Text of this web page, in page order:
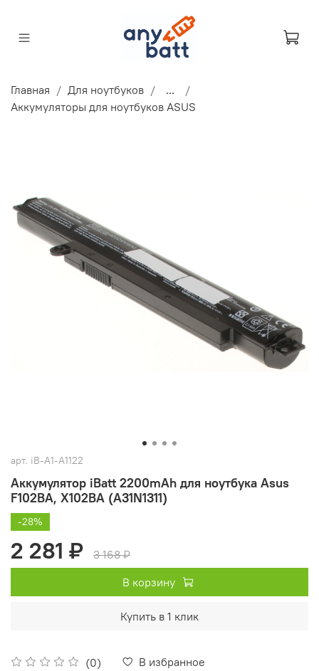
Главная Для ноутбуков
...
Аккумуляторы для ноутбуков ASUS
арт. iB-A1-A1122
Аккумулятор iBatt 2200mAh для ноутбука Asus
F102BA, X102BA (A31N1311)
(0) В избранное
-28%
2 281 ₽
3 168 ₽
В корзину
Купить в 1 клик